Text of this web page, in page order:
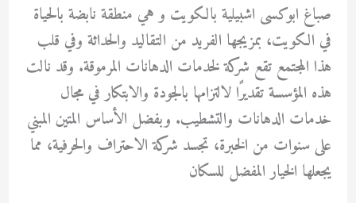
صباغ ابوكسى اشبيلية بالكويت و هي منطقة نابضة بالحياة
في الكويت، بمزيجها الفريد من التقاليد والحداثة وفي قلب
هذا المجتمع تقع شركة لخدمات الدهانات المرموقة. وقد نالت
هذه المؤسسة تقديرًا لالتزامها بالجودة والابتكار في مجال
خدمات الدهانات والتشطيب. وبفضل الأساس المتين المبني
على سنوات من الخبرة، تجسد شركة الاحتراف والحرفية، مما
يجعلها الخيار المفضل للسكان